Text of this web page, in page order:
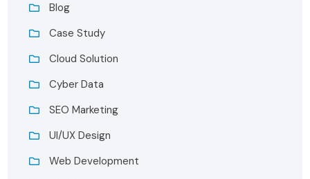
Blog
Case Study
Cloud Solution
Cyber Data
SEO Marketing
UI/UX Design
Web Development